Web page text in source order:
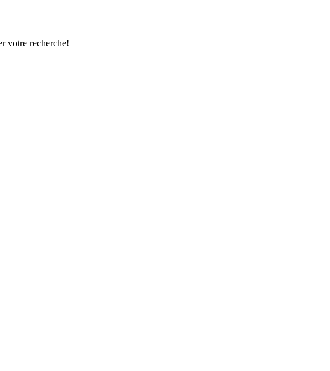
votre recherche!